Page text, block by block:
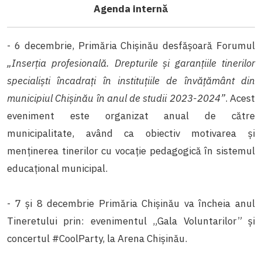
Agenda internă
- 6 decembrie, Primăria Chişinău desfășoară Forumul
„Inserția profesională. Drepturile și garanțiile tinerilor
specialiști încadrați în instituțiile de învățământ din
municipiul Chișinău în anul de studii 2023-2024”. Acest
eveniment este organizat anual de către
municipalitate, având ca obiectiv motivarea și
menținerea tinerilor cu vocație pedagogică în sistemul
educațional municipal.
- 7 și 8 decembrie Primăria Chişinău va încheia anul
Tineretului prin: evenimentul „Gala Voluntarilor” și
concertul #CoolParty, la Arena Chișinău.